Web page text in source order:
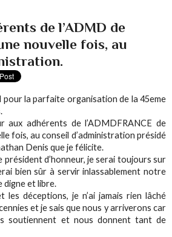
de l’ADMD de
nouvelle fois, au
pour la parfaite organisation de la 45eme
adhérents de l’ADMDFRANCE de
fois, au conseil d’administration présidé
Denis que je félicite.
président d’honneur, je serai toujours sur
bien sûr à servir inlassablement notre
digne et libre.
les déceptions, je n’ai jamais rien lâché
et je sais que nous y arriverons car
soutiennent et nous donnent tant de